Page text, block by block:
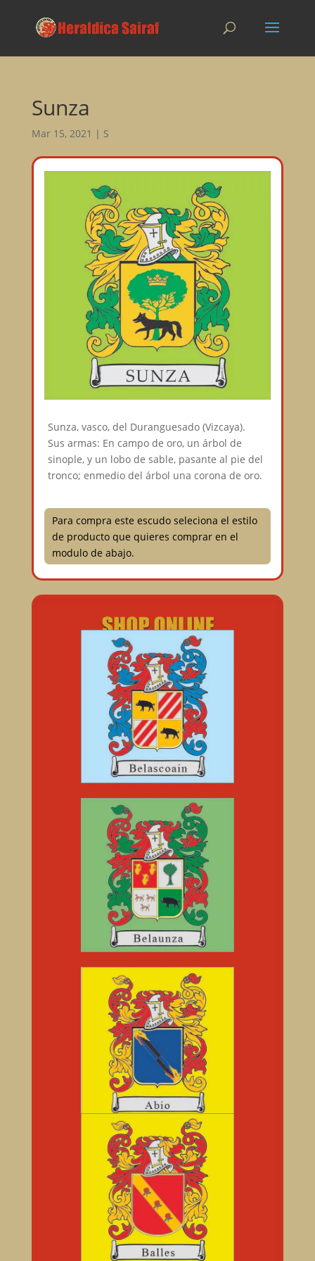
Sunza
Mar 15, 2021 | S
Sunza, vasco, del Duranguesado (Vizcaya).
Sus armas: En campo de oro, un árbol de
sinople, y un lobo de sable, pasante al pie del
tronco; enmedio del árbol una corona de oro.
Para compra este escudo seleciona el estilo
de producto que quieres comprar en el
modulo de abajo.